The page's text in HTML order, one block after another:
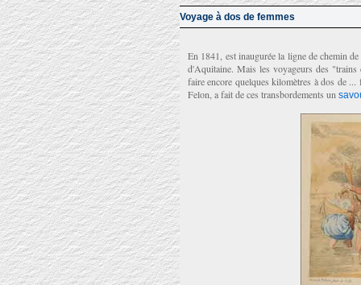
Voyage à dos de femmes
En 1841, est inaugurée la ligne de chemin
d'Aquitaine. Mais les voyageurs des
faire encore quelques kilomètres à dos de
Felon, a fait de ces transbordements un